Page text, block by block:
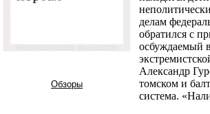
Обзоры
делам
обратился с
осбуждаемый
Александр
томском и
система.